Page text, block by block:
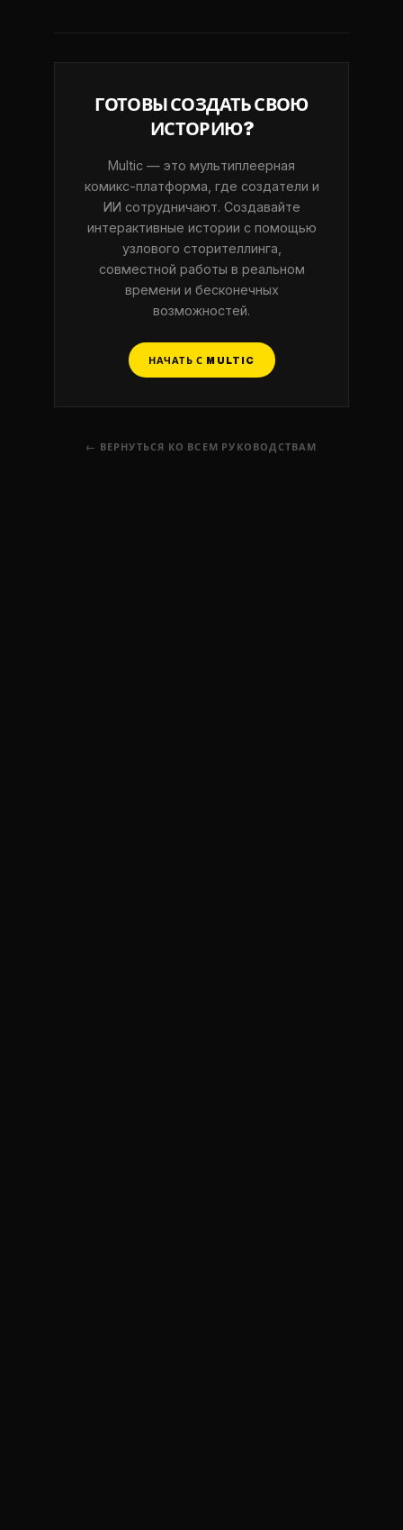
ГОТОВЫ СОЗДАТЬ СВОЮ
ИСТОРИЮ?
Multic — это мультиплеерная
комикс-платформа, где создатели и
ИИ сотрудничают. Создавайте
интерактивные истории с помощью
узлового сторителлинга,
совместной работы в реальном
времени и бесконечных
возможностей.
НАЧАТЬ С MULTIC
← ВЕРНУТЬСЯ КО ВСЕМ РУКОВОДСТВАМ